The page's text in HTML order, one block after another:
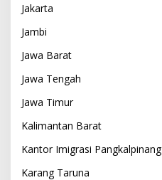
Jakarta
Jambi
Jawa Barat
Jawa Tengah
Jawa Timur
Kalimantan Barat
Kantor Imigrasi Pangkalpinang
Karang Taruna